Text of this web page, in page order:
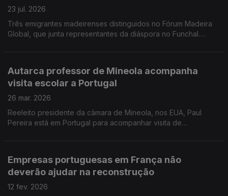
23 jul. 2026
Três emigrantes madeirenses distinguidos no Fórum Madeira
Global, que junta representantes da diáspora no Funchal.
Autarca professor de Mineola acompanha
visita escolar a Portugal
26 mar. 2026
Reeleito presidente da câmara de Mineola, nos EUA, Paul
Pereira está em Portugal para acompanhar visita de
Empresas portuguesas em França não
deverão ajudar na reconstrução
12 fev. 2026